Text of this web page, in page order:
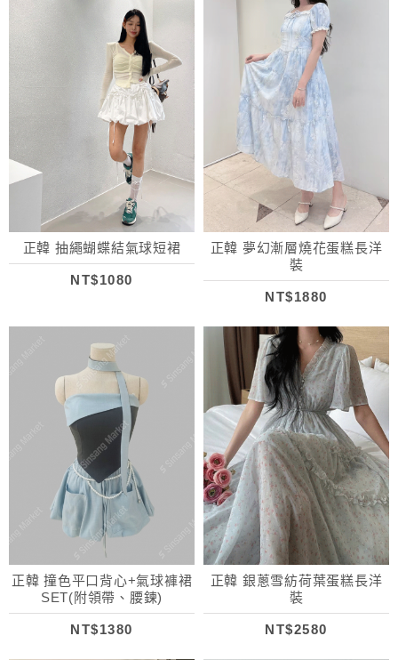
正韓 抽繩蝴蝶結氣球短裙
NT$1080
正韓 夢幻漸層燒花蛋糕長洋
裝
NT$1880
正韓 撞色平口背心+氣球褲裙
SET(附領帶、腰鍊)
NT$1380
正韓 銀蔥雪紡荷葉蛋糕長洋
裝
NT$2580